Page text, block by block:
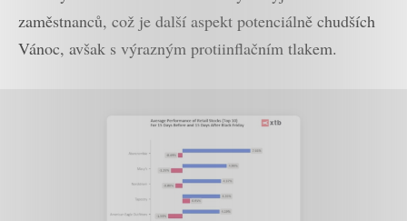
zaměstnanců, což je další aspekt potenciálně chudších
Vánoc, avšak s výrazným protiinflačním tlakem.